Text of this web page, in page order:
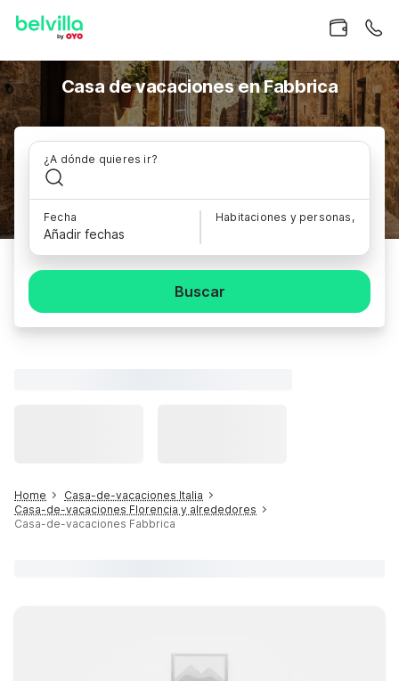
Casa de vacaciones en Fabbrica
¿A dónde quieres ir?
Fecha
Añadir fechas
Habitaciones y personas,
Buscar
Home
Casa-de-vacaciones Italia
Casa-de-vacaciones Florencia y alrededores
Casa-de-vacaciones Fabbrica